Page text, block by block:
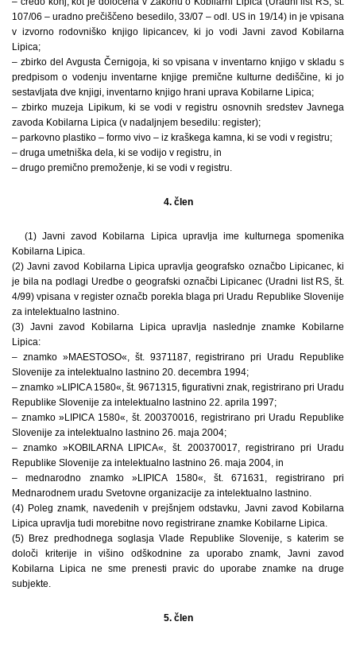
107/06 – uradno prečiščeno besedilo, 33/07 – odl. US in 19/14) in je vpisana
v izvorno rodovniško knjigo lipicancev, ki jo vodi Javni zavod Kobilarna
Lipica;
– zbirko del Avgusta Černigoja, ki so vpisana v inventarno knjigo v skladu s
predpisom o vodenju inventarne knjige premične kulturne dediščine, ki jo
sestavljata dve knjigi, inventarno knjigo hrani uprava Kobilarne Lipica;
– zbirko muzeja Lipikum, ki se vodi v registru osnovnih sredstev Javnega
zavoda Kobilarna Lipica (v nadaljnjem besedilu: register);
– parkovno plastiko – formo vivo – iz kraškega kamna, ki se vodi v registru;
– druga umetniška dela, ki se vodijo v registru, in
– drugo premično premoženje, ki se vodi v registru.
4. člen
(1) Javni zavod Kobilarna Lipica upravlja ime kulturnega spomenika
Kobilarna Lipica.
(2) Javni zavod Kobilarna Lipica upravlja geografsko označbo Lipicanec, ki
je bila na podlagi Uredbe o geografski označbi Lipicanec (Uradni list RS, št.
4/99) vpisana v register označb porekla blaga pri Uradu Republike Slovenije
za intelektualno lastnino.
(3) Javni zavod Kobilarna Lipica upravlja naslednje znamke Kobilarne
Lipica:
– znamko »MAESTOSO«, št. 9371187, registrirano pri Uradu Republike
Slovenije za intelektualno lastnino 20. decembra 1994;
– znamko »LIPICA 1580«, št. 9671315, figurativni znak, registrirano pri Uradu
Republike Slovenije za intelektualno lastnino 22. aprila 1997;
– znamko »LIPICA 1580«, št. 200370016, registrirano pri Uradu Republike
Slovenije za intelektualno lastnino 26. maja 2004;
– znamko »KOBILARNA LIPICA«, št. 200370017, registrirano pri Uradu
Republike Slovenije za intelektualno lastnino 26. maja 2004, in
– mednarodno znamko »LIPICA 1580«, št. 671631, registrirano pri
Mednarodnem uradu Svetovne organizacije za intelektualno lastnino.
(4) Poleg znamk, navedenih v prejšnjem odstavku, Javni zavod Kobilarna
Lipica upravlja tudi morebitne novo registrirane znamke Kobilarne Lipica.
(5) Brez predhodnega soglasja Vlade Republike Slovenije, s katerim se
določi kriterije in višino odškodnine za uporabo znamk, Javni zavod
Kobilarna Lipica ne sme prenesti pravic do uporabe znamke na druge
subjekte.
5. člen